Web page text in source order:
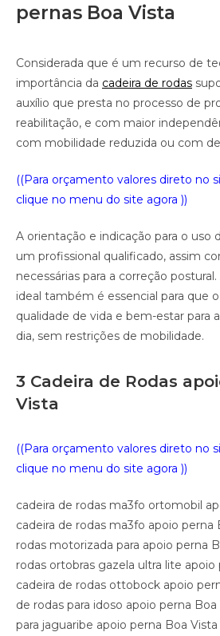
pernas Boa Vista
Considerada que é um recurso de
importância da cadeira de rodas
auxílio que presta no processo de
reabilitação, e com maior
com mobilidade reduzida ou com
((Para orçamento valores direto no
clique no menu do site agora ))
A orientação e indicação para o uso
um profissional qualificado, assim
necessárias para a correção
ideal também é essencial para que
qualidade de vida e bem-estar para
dia, sem restrições de mobilidade.
3 Cadeira de Rodas
Vista
((Para orçamento valores direto no
clique no menu do site agora ))
cadeira de rodas ma3fo ortomobil
cadeira de rodas ma3fo apoio perna
rodas motorizada para apoio perna
rodas ortobras gazela ultra lite apoio
cadeira de rodas ottobock apoio
de rodas para idoso apoio perna
para jaguaribe apoio perna Boa